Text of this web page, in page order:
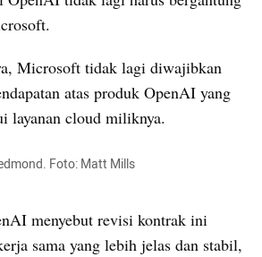
Microsoft tidak lagi diwajibkan
atas produk OpenAI yang
layanan cloud miliknya.
Foto: Matt Mills
menyebut revisi kontrak ini
sama yang lebih jelas dan stabil,